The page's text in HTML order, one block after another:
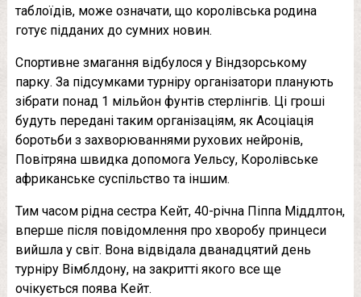
таблоїдів, може означати, що королівська родина
готує підданих до сумних новин.
Спортивне змагання відбулося у Віндзорському
парку. За підсумками турніру організатори планують
зібрати понад 1 мільйон фунтів стерлінгів. Ці гроші
будуть передані таким організаціям, як Асоціація
боротьби з захворюваннями рухових нейронів,
Повітряна швидка допомога Уельсу, Королівське
африканське суспільство та іншим.
Тим часом рідна сестра Кейт, 40-річна Піппа Міддлтон,
вперше після повідомлення про хворобу принцеси
вийшла у світ. Вона відвідала дванадцятий день
турніру Вімблдону, на закритті якого все ще
очікується поява Кейт.